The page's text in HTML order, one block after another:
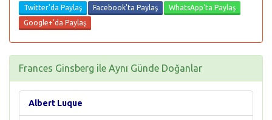
Twitter'da Paylaş Facebook'ta Paylaş
WhatsApp'ta Paylaş
Google+'da Paylaş
Frances Ginsberg ile Aynı Günde Doğanlar
Albert Luque